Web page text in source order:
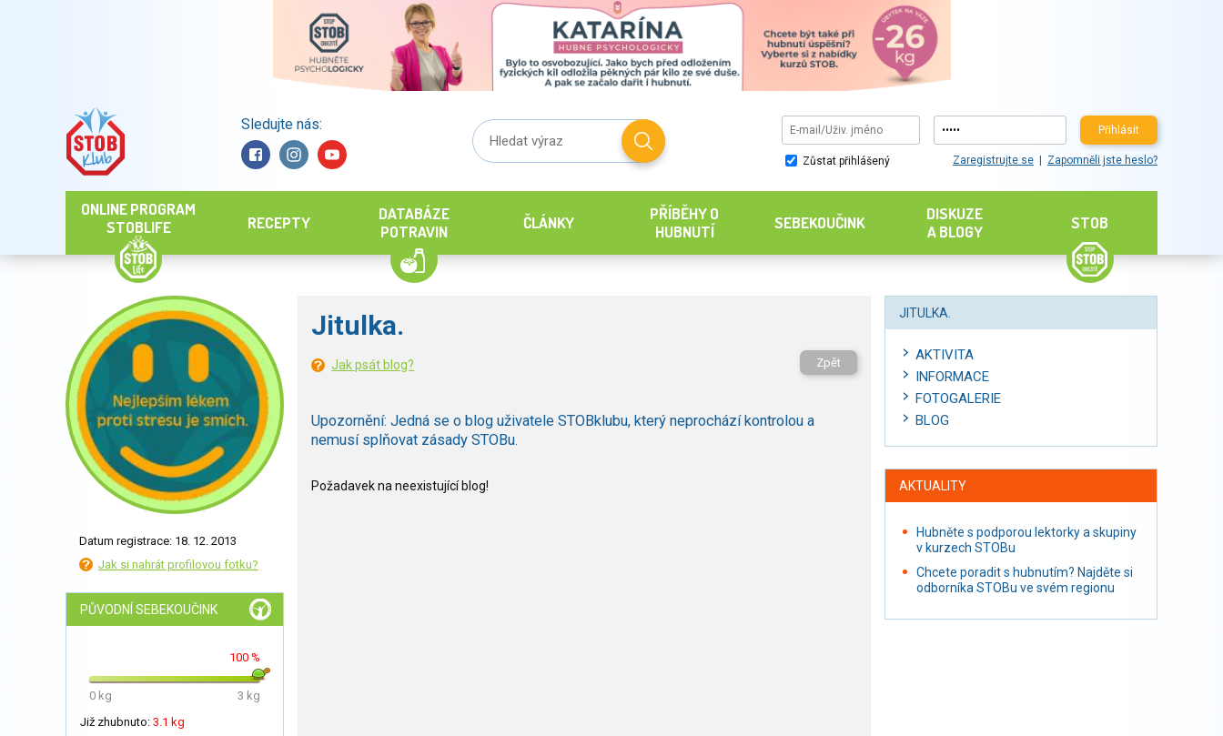
Sledujte nás: Přihlásit
Zůstat přihlášený Zaregistrujte se Zapomněli jste heslo?
ONLINE PROGRAM
STOBLIFE
RECEPTY
DATABÁZE
POTRAVIN
ČLÁNKY
PŘÍBĚHY O
HUBNUTÍ
SEBEKOUČINK
DISKUZE
A BLOGY
STOB
Datum registrace: 18. 12. 2013
Jak si nahrát profilovou fotku?
PŮVODNÍ SEBEKOUČINK
100 %
0 kg
3 kg
Již zhubnuto: 3.1 kg
Jitulka.
Jak psát blog? Zpět
Upozornění: Jedná se o blog uživatele STOBklubu, který neprochází kontrolou a
nemusí splňovat zásady STOBu.
Požadavek na neexistující blog!
JITULKA.
AKTIVITA
INFORMACE
FOTOGALERIE
BLOG
AKTUALITY
Hubněte s podporou lektorky a skupiny
v kurzech STOBu
Chcete poradit s hubnutím? Najděte si
odborníka STOBu ve svém regionu